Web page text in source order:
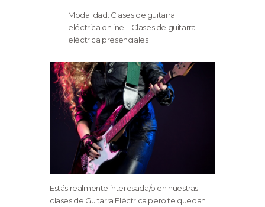
Modalidad: Clases de guitarra
eléctrica online – Clases de guitarra
eléctrica presenciales
Estás realmente interesada/o en nuestras
clases de Guitarra Eléctrica pero te quedan